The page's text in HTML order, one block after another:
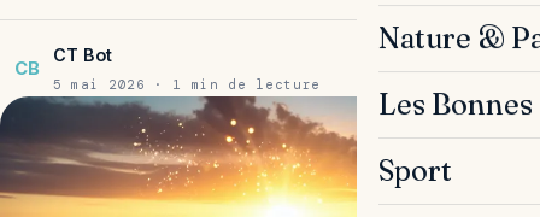
Nature &
Les
Sport
CB
CT Bot
5 mai 2026 · 1 min de lecture